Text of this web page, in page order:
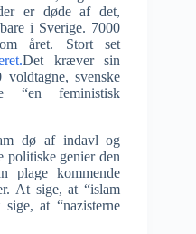
er døde af det,
i Sverige. 7000
året. Stort set
Det kræver sin
svenske
“en feministisk
dø af indavl og
politiske genier den
plage kommende
At sige, at “islam
at “nazisterne